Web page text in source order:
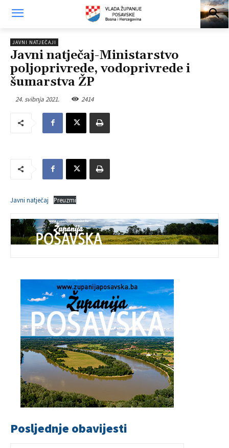
JAVNI NATJEČAJI
Javni natječaj-Ministarstvo
poljoprivrede, vodoprivrede i
šumarstva ŽP
24. svibnja 2021. 2414
Javni natječaj Preuzmi
Posljednje obavijesti